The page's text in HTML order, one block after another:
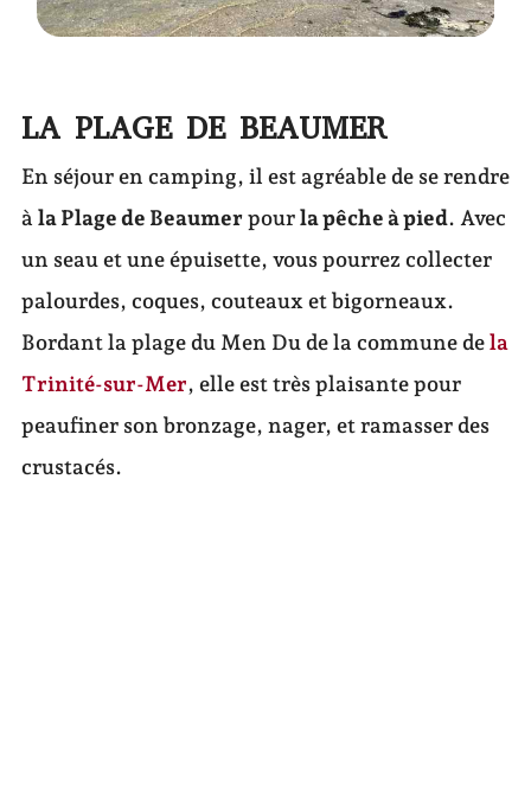
LA PLAGE DE BEAUMER
En séjour en camping, il est agréable de se rendre
à la Plage de Beaumerpourla pêche à pied. Avec
un seau et une épuisette, vous pourrez collecter
palourdes, coques, couteaux et bigorneaux.
Bordant la plage du Men Du de la commune dela
Trinité-sur-Mer, elle est très plaisante pour
peaufiner son bronzage, nager, et ramasser des
crustacés.